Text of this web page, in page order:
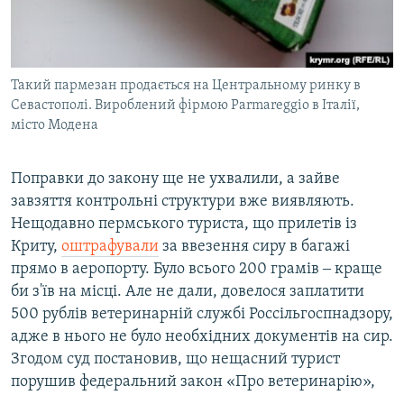
Такий пармезан продається на Центральному ринку в
Севастополі. Вироблений фірмою Parmareggio в Італії,
місто Модена
Поправки до закону ще не ухвалили, а зайве
завзяття контрольні структури вже виявляють.
Нещодавно пермського туриста, що прилетів із
Криту, оштрафували за ввезення сиру в багажі
прямо в аеропорту. Було всього 200 грамів ‒ краще
би з'їв на місці. Але не дали, довелося заплатити
500 рублів ветеринарній службі Россільгоспнадзору,
адже в нього не було необхідних документів на сир.
Згодом суд постановив, що нещасний турист
порушив федеральний закон «Про ветеринарію»,